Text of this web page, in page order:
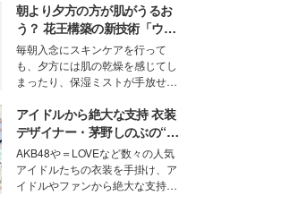
ニオン好き”という共通点を持つモ
デルの宮城舞と島村雄大の特別対
談をお届け！それぞれの視点か
ら、今作ならではの魅力や予想外
の感動をもたらす奥深いストーリ
ーについて熱く語り合ってもらっ
た。
朝より夕方の方が肌がうるお
う？ 花王構築の新技術「ウォ
ーターキャプチャリングスキ
ン（捕水肌）」がスキンケア
の常識を変える予感
毎朝入念にスキンケアを行って
も、夕方には肌の乾燥を感じてし
まったり、保湿ミストが手放せな
な美容の常識を大きく変える可能
性を秘めた、革新的な「Water
Capturing Skin（ウォーターキャ
プチャリングスキン：捕水肌）」
技術を、花王が構築した。
アイドルから絶大な支持 衣装
デザイナー・茅野しのぶの“可
愛い”を作る美学＜「シチズン
クロスシー」インタビュー＞
AKB48や＝LOVEなど数々の人気
アイドルたちの衣装を手掛け、ア
イドルやファンから絶大な支持を